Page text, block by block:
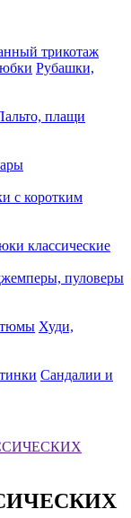
трикотаж
Рубашки,
плащи
с коротким
классические
пуловеры
Худи,
Сандалии и